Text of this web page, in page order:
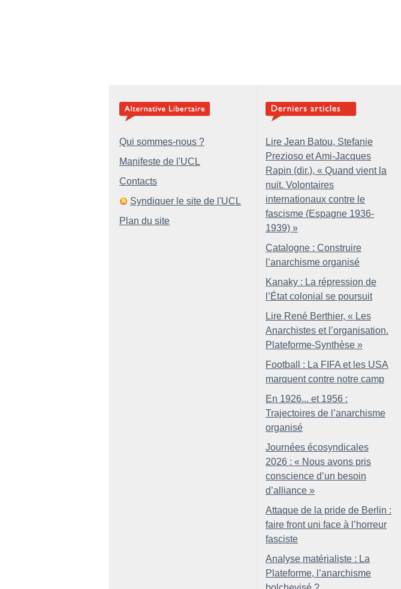
Qui sommes-nous ?
Manifeste de l'UCL
Contacts
Syndiquer le site de l'UCL
Plan du site
Lire Jean Batou, Stefanie
Prezioso et Ami-Jacques
Rapin (dir.), « Quand vient la
nuit. Volontaires
internationaux contre le
fascisme (Espagne 1936-
1939) »
Catalogne : Construire
l’anarchisme organisé
Kanaky : La répression de
l’État colonial se poursuit
Lire René Berthier, « Les
Anarchistes et l’organisation.
Plateforme-Synthèse »
Football : La FIFA et les USA
marquent contre notre camp
En 1926... et 1956 :
Trajectoires de l’anarchisme
organisé
Journées écosyndicales
2026 : « Nous avons pris
conscience d’un besoin
d’alliance »
Attaque de la pride de Berlin :
faire front uni face à l’horreur
fasciste
Analyse matérialiste : La
Plateforme, l’anarchisme